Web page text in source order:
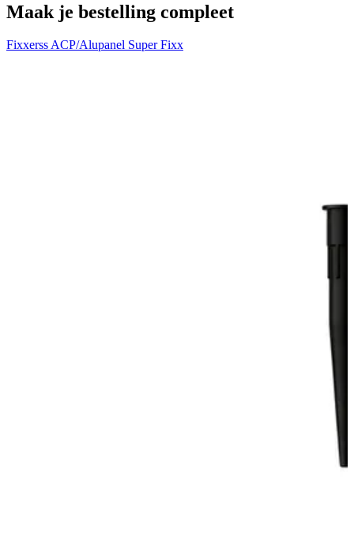
Maak je bestelling compleet
Fixxerss ACP/Alupanel Super Fixx